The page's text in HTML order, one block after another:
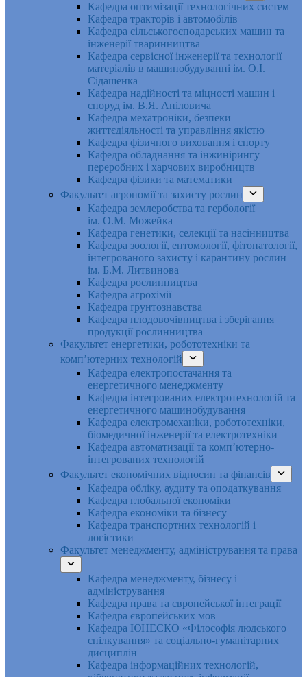
Кафедра оптимізації технологічних систем
Кафедра тракторів і автомобілів
Кафедра сільськогосподарських машин та
інженерії тваринництва
Кафедра cервісної інженерії та технології
матеріалів в машинобудуванні ім. О.І.
Сідашенка
Кафедра надійності та міцності машин і
споруд ім. В.Я. Аніловича
Кафедра мехатроніки, безпеки
життєдіяльності та управління якістю
Кафедра фізичного виховання і спорту
Кафедра обладнання та інжинірингу
переробних і харчових виробництв
Кафедра фізики та математики
Факультет агрономії та захисту рослин
Кафедра землеробства та гербології
ім. О.М. Можейка
Кафедра генетики, селекції та насінництва
Кафедра зоології, ентомології, фітопатології,
інтегрованого захисту і карантину рослин
ім. Б.М. Литвинова
Кафедра рослинництва
Кафедра агрохімії
Кафедра ґрунтознавства
Кафедра плодовочівництва і зберігання
продукції рослинництва
Факультет енергетики, робототехніки та
комп’ютерних технологій
Кафедра електропостачання та
енергетичного менеджменту
Кафедра інтегрованих електротехнологій та
енергетичного машинобудування
Кафедра електромеханіки, робототехніки,
біомедичної інженерії та електротехніки
Кафедра автоматизації та комп’ютерно-
інтегрованих технологій
Факультет економічних відносин та фінансів
Кафедра обліку, аудиту та оподаткування
Кафедра глобальної економіки
Кафедра економіки та бізнесу
Кафедра транспортних технологій і
логістики
Факультет менеджменту, адміністрування та права
Кафедра менеджменту, бізнесу і
адміністрування
Кафедра права та європейської інтеграції
Кафедра європейських мов
Кафедра ЮНЕСКО «Філософія людського
спілкування» та соціально-гуманітарних
дисциплін
Кафедра інформаційних технологій,